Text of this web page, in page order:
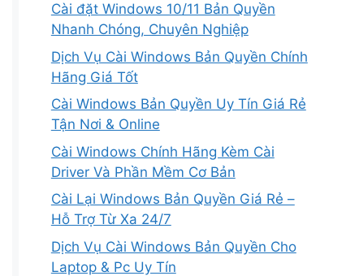
Cài đặt Windows 10/11 Bản Quyền
Nhanh Chóng, Chuyên Nghiệp
Dịch Vụ Cài Windows Bản Quyền Chính
Hãng Giá Tốt
Cài Windows Bản Quyền Uy Tín Giá Rẻ
Tận Nơi & Online
Cài Windows Chính Hãng Kèm Cài
Driver Và Phần Mềm Cơ Bản
Cài Lại Windows Bản Quyền Giá Rẻ –
Hỗ Trợ Từ Xa 24/7
Dịch Vụ Cài Windows Bản Quyền Cho
Laptop & Pc Uy Tín